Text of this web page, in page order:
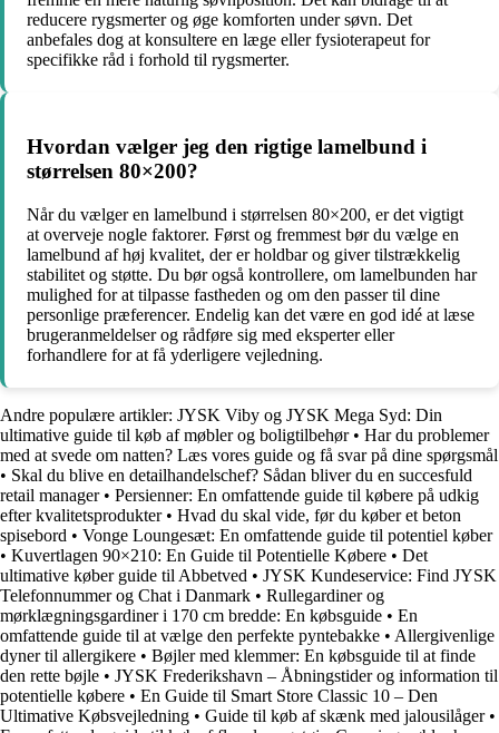
reducere rygsmerter og øge komforten under søvn. Det
anbefales dog at konsultere en læge eller fysioterapeut for
specifikke råd i forhold til rygsmerter.
Hvordan vælger jeg den rigtige lamelbund i
størrelsen 80×200?
Når du vælger en lamelbund i størrelsen 80×200, er det vigtigt
at overveje nogle faktorer. Først og fremmest bør du vælge en
lamelbund af høj kvalitet, der er holdbar og giver tilstrækkelig
stabilitet og støtte. Du bør også kontrollere, om lamelbunden har
mulighed for at tilpasse fastheden og om den passer til dine
personlige præferencer. Endelig kan det være en god idé at læse
brugeranmeldelser og rådføre sig med eksperter eller
forhandlere for at få yderligere vejledning.
Andre populære artikler: JYSK Viby og JYSK Mega Syd: Din
ultimative guide til køb af møbler og boligtilbehør• Har du problemer
med at svede om natten? Læs vores guide og få svar på dine spørgsmål
• Skal du blive en detailhandelschef? Sådan bliver du en succesfuld
retail manager• Persienner: En omfattende guide til købere på udkig
efter kvalitetsprodukter• Hvad du skal vide, før du køber et beton
spisebord • Vonge Loungesæt: En omfattende guide til potentiel køber
• Kuvertlagen 90×210: En Guide til Potentielle Købere • Det
ultimative køber guide til Abbetved • JYSK Kundeservice: Find JYSK
Telefonnummer og Chat i Danmark • Rullegardiner og
mørklægningsgardiner i 170 cm bredde: En købsguide • En
omfattende guide til at vælge den perfekte pyntebakke • Allergivenlige
dyner til allergikere • Bøjler med klemmer: En købsguide til at finde
den rette bøjle • JYSK Frederikshavn – Åbningstider og information til
potentielle købere • En Guide til Smart Store Classic 10 – Den
Ultimative Købsvejledning • Guide til køb af skænk med jalousilåger•